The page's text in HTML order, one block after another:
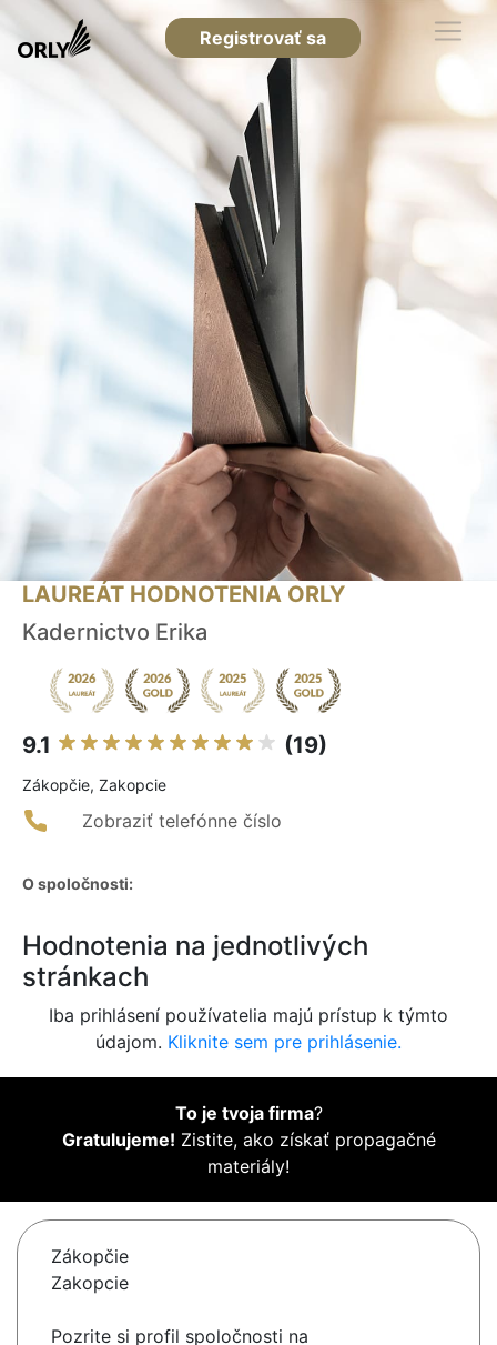
Registrovať sa
LAUREÁT HODNOTENIA ORLY
Kadernictvo Erika
9.1 (19)
Zákopčie, Zakopcie
Zobraziť telefónne číslo
O spoločnosti:
Hodnotenia na jednotlivých
stránkach
Iba prihlásení používatelia majú prístup k týmto
údajom. Kliknite sem pre prihlásenie.
To je tvoja firma?
Gratulujeme! Zistite, ako získať propagačné
materiály!
Zákopčie
Zakopcie
Pozrite si profil spoločnosti na